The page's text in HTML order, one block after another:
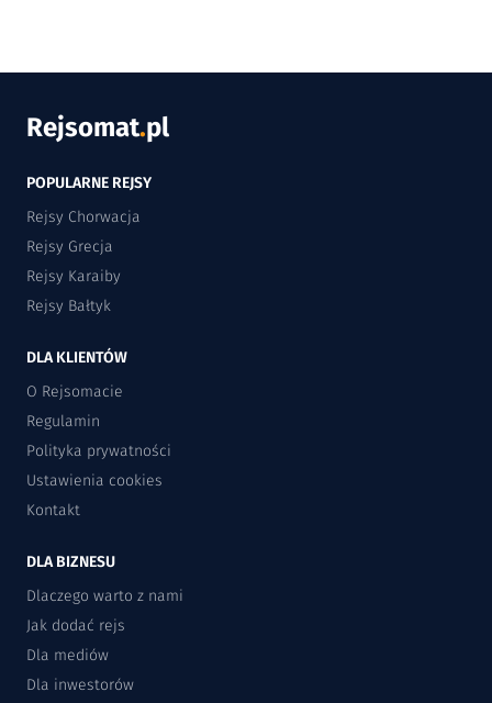
Rejsomat.pl
POPULARNE REJSY
Rejsy Chorwacja
Rejsy Grecja
Rejsy Karaiby
Rejsy Bałtyk
DLA KLIENTÓW
O Rejsomacie
Regulamin
Polityka prywatności
Ustawienia cookies
Kontakt
DLA BIZNESU
Dlaczego warto z nami
Jak dodać rejs
Dla mediów
Dla inwestorów